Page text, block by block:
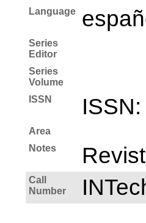
Language
Series
Editor
Series
Volume
ISSN
Area
Notes
Call
Number